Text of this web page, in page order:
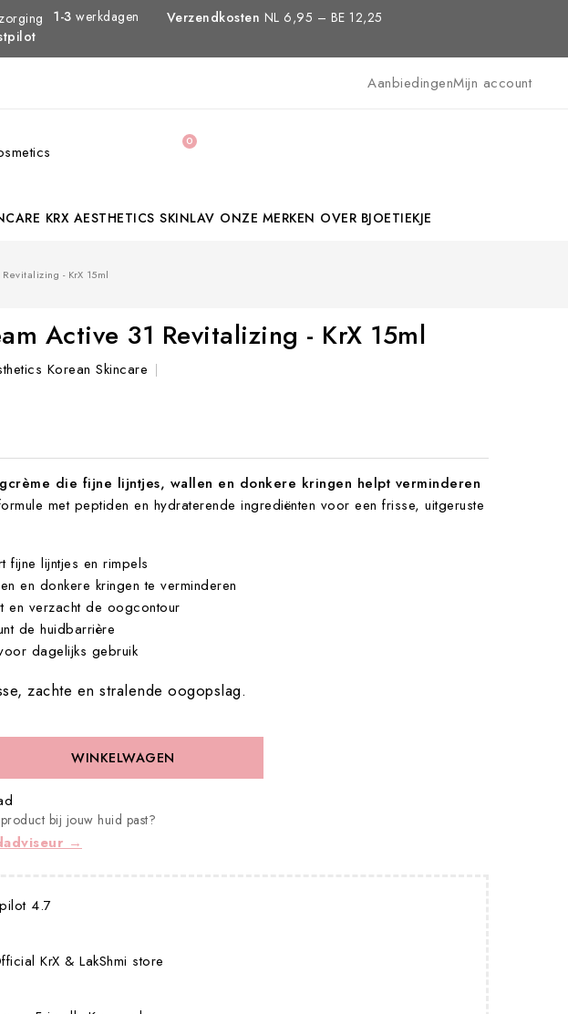
1-3 werkdagen Verzendkosten NL 6,95 – BE 12,25
AanbiedingenMijn account
0
KRX AESTHETICS SKINLAV ONZE MERKEN OVER BJOETIEKJE
- KrX 15ml
Active 31 Revitalizing - KrX 15ml
Korean Skincare
die fijne lijntjes, wallen en donkere kringen helpt verminderen
met peptiden en hydraterende ingrediënten voor een frisse, uitgeruste
fijne lijntjes en rimpels
en donkere kringen te verminderen
en verzacht de oogcontour
de huidbarrière
dagelijks gebruik
zachte en stralende oogopslag.
WINKELWAGEN
bij jouw huid past?
→
4.7
KrX & LakShmi store